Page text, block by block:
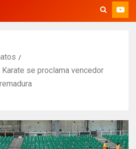
Karate se proclama vencedor